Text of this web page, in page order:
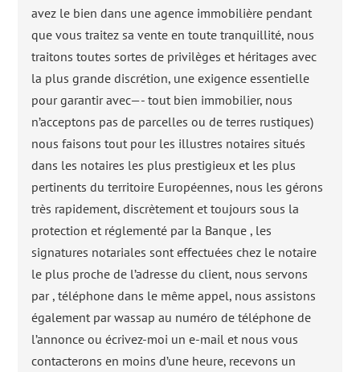
avez le bien dans une agence immobilière pendant
que vous traitez sa vente en toute tranquillité, nous
traitons toutes sortes de privilèges et héritages avec
la plus grande discrétion, une exigence essentielle
pour garantir avec—- tout bien immobilier, nous
n’acceptons pas de parcelles ou de terres rustiques)
nous faisons tout pour les illustres notaires situés
dans les notaires les plus prestigieux et les plus
pertinents du territoire Européennes, nous les gérons
très rapidement, discrètement et toujours sous la
protection et réglementé par la Banque , les
signatures notariales sont effectuées chez le notaire
le plus proche de l’adresse du client, nous servons
par , téléphone dans le même appel, nous assistons
également par wassap au numéro de téléphone de
l’annonce ou écrivez-moi un e-mail et nous vous
contacterons en moins d’une heure, recevons un